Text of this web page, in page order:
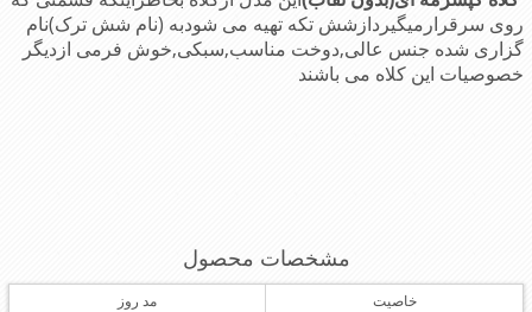
روی سرقرارمیگیردازشش تکه تهیه می شودبه (نام شش ترک)نام
گزاری شده جنس عالی,دوخت مناسب,سبکی,خوش فرمی ازدیگر
خصوصیات این کلاه می باشند
مشخصات محصول
خاصیت
مد روز